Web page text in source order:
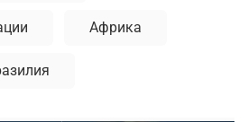
Африка